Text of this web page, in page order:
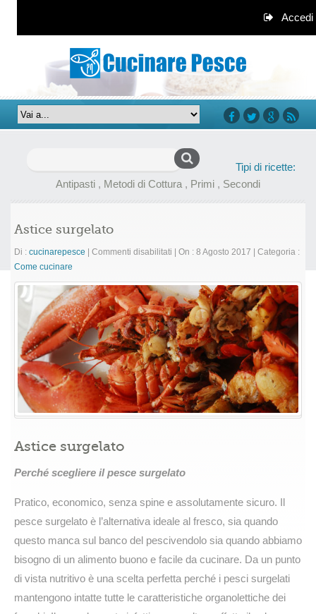
Accedi
Tipi di ricette:
Antipasti , Metodi di Cottura , Primi , Secondi
Astice surgelato
Di : cucinarepesce Commenti disabilitati su
surgelato
On : 8 Agosto 2017
Categoria :
Come cucinare
Astice surgelato
Perché scegliere il pesce surgelato
Pratico, economico, senza spine e assolutamente sicuro. Il
pesce surgelato è l’alternativa ideale al fresco, sia quando
questo manca sul banco del pescivendolo sia quando abbiamo
bisogno di un alimento buono e facile da cucinare. Da un punto
di vista nutritivo è una scelta perfetta perché i pesci surgelati
mantengono intatte tutte le caratteristiche organolettiche dei